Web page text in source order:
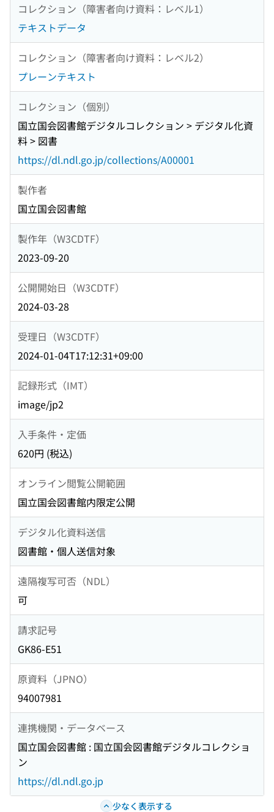
コレクション（障害者向け資料：レベル1）
テキストデータ
コレクション（障害者向け資料：レベル2）
プレーンテキスト
コレクション（個別）
国立国会図書館デジタルコレクション > デジタル化資
料 > 図書
https://dl.ndl.go.jp/collections/A00001
製作者
国立国会図書館
製作年（W3CDTF）
2023-09-20
公開開始日（W3CDTF）
2024-03-28
受理日（W3CDTF）
2024-01-04T17:12:31+09:00
記録形式（IMT）
image/jp2
入手条件・定価
620円 (税込)
オンライン閲覧公開範囲
国立国会図書館内限定公開
デジタル化資料送信
図書館・個人送信対象
遠隔複写可否（NDL）
可
請求記号
GK86-E51
原資料（JPNO）
94007981
連携機関・データベース
国立国会図書館 : 国立国会図書館デジタルコレクショ
ン
https://dl.ndl.go.jp
少なく表示する